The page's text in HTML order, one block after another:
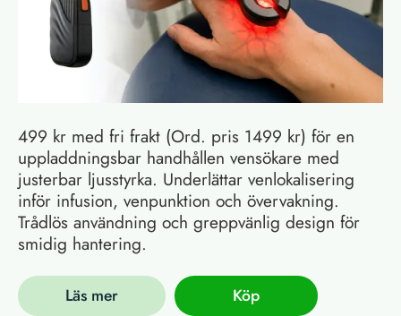
499 kr med fri frakt (Ord. pris 1499 kr) för en
uppladdningsbar handhållen vensökare med
justerbar ljusstyrka. Underlättar venlokalisering
inför infusion, venpunktion och övervakning.
Trådlös användning och greppvänlig design för
smidig hantering.
Läs mer Köp